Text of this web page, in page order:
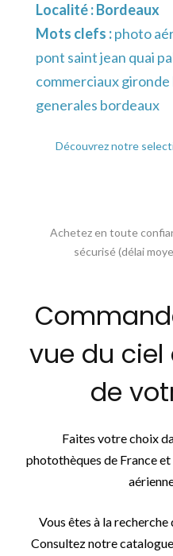
Localité :Bordeaux
Mots clefs :photo
pont saint jean quai
commerciaux
generales bordeaux
Découvrez notre
Achetez en toute
sécurisé (délai
vue du ciel
de
Faites votre choix
photothèques de France
Vous êtes à la recherche
Consultez notre